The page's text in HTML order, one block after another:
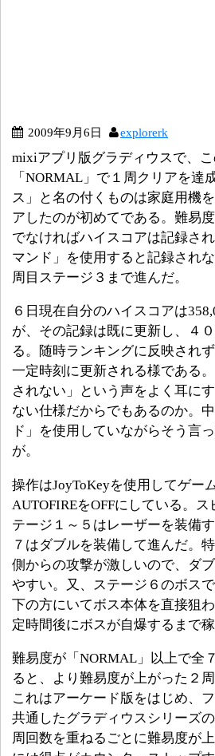
2009年9月6日 explorerk
mixiアプリ版グラディウスで、
「NORMAL」で１周クリアを達
ス」と名の付くものは家庭用機
アしたのが初めてである。難易
でなければハイスコアは記録さ
マンド」を使用すると記録され
周目ステージ３まで進んだ。
６日現在自分のハイスコアは
が、その記録は既に更新し、４
る。随時ランキングに反映され
一定時刻に更新される様である
されない」という声をよく耳に
ない仕様だからでもあるのか。
ド」を使用していながらそう言
が。
操作はJoyToKeyを使用してゲー
AUTOFIREをOFFにしている。
テージ１～５はレーザーを装備
７はダブルを装備して進んだ。
側からの攻撃が激しいので、ダ
やすい。又、ステージ６のボス
下の方にいてボス本体を直接狙
定時間後にボスが自爆するまで稼
難易度が「NORMAL」以上で全
ると、より難易度が上がった２
これはアーケード版をはじめ、
共通したグラディウスシリーズ
周回数を重ねるごとに難易度が